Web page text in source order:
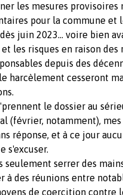
les mesures provisoires
pour la commune et
juin 2023... voire bien
les risques en raison des
depuis des
harcèlement cesseront
le dossier au
(février, notamment),
réponse, et à ce jour
s'excuser.
seulement serrer des
à des réunions entre
de coercition contre